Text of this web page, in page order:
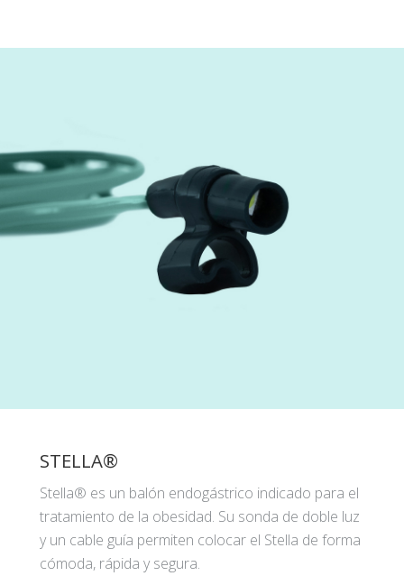
STELLA®
Stella® es un balón endogástrico indicado para el
tratamiento de la obesidad. Su sonda de doble luz
y un cable guía permiten colocar el Stella de forma
cómoda, rápida y segura.